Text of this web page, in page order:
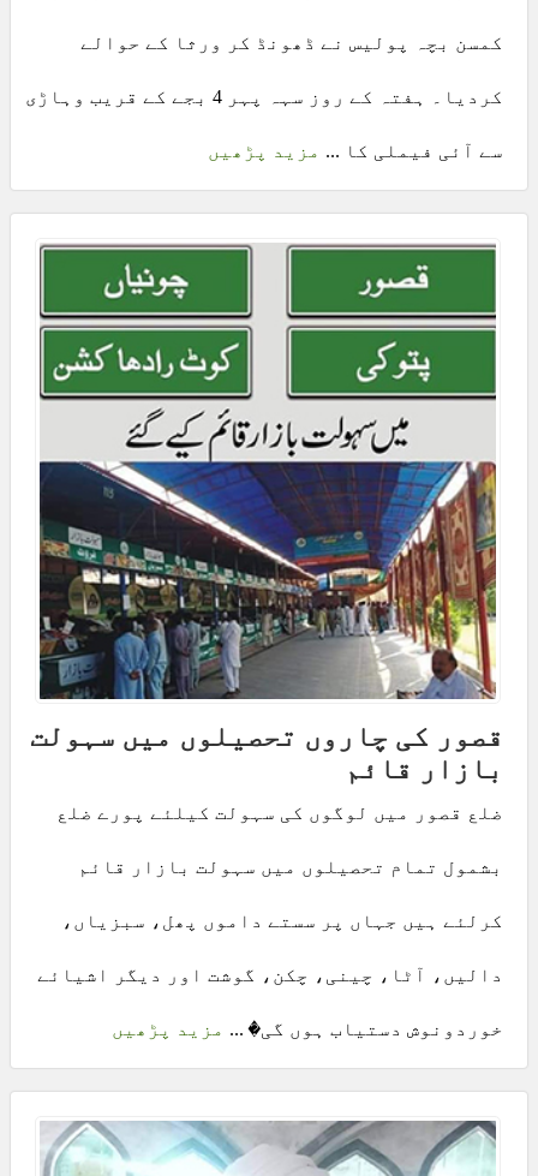
کمسن بچہ پولیس نے ڈھونڈ کر ورثا کے حوالے
کردیا۔ ہفتہ کے روز سہہ پہر 4 بجے کے قریب وہاڑی
سے آئی فیملی کا ... مزید پڑھیں
قصور کی چاروں تحصیلوں میں سہولت
بازار قائم
ضلع قصور میں لوگوں کی سہولت کیلئے پورے ضلع
بشمول تمام تحصیلوں میں سہولت بازار قائم
کرلئے ہیں جہاں پر سستے داموں پھل، سبزیاں،
دالیں، آٹا، چینی، چکن، گوشت اور دیگر اشیائے
خوردونوش دستیاب ہوں گی� ... مزید پڑھیں